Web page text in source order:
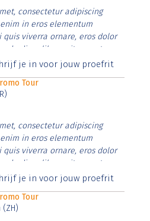
consectetur adipiscing
in eros elementum
quis viverra ornare, eros dolor
diam libero vitae erat.
justo cursus id rutrum lorem
je in voor jouw proefrit
Tour
consectetur adipiscing
in eros elementum
quis viverra ornare, eros dolor
diam libero vitae erat.
justo cursus id rutrum lorem
je in voor jouw proefrit
Tour
(ZH)